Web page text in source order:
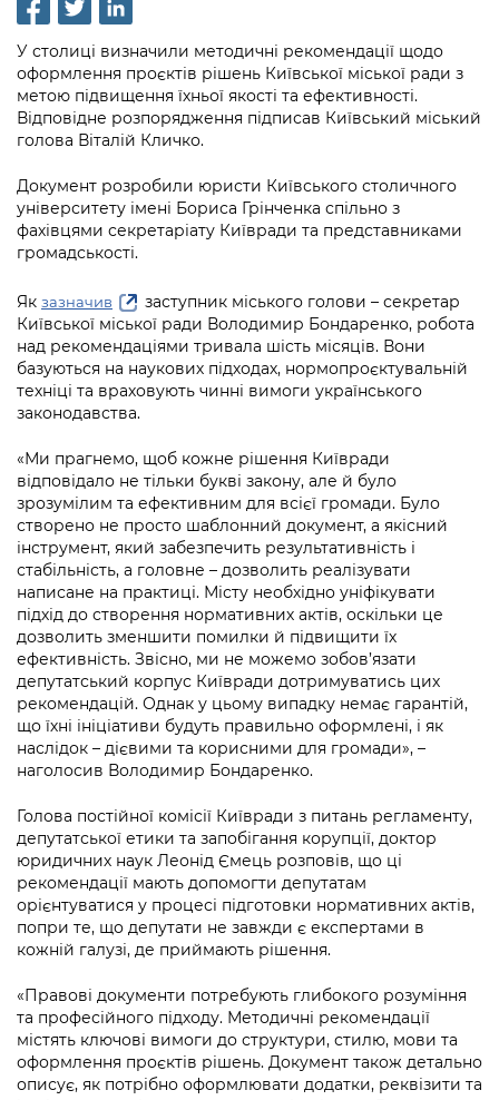
Рішення та розпорядження
Проєкти розпоряджень, що
перебувають на погодженні КМВА
Рішення Київради
Контактна інформація
Графік роботи та прийому громадян
Статистика
Звернення громадян
Регуляторна діяльність
Промисловість і наука Києва
Підприємства, установи, організації
Kyiv International Relations
Річні звіти
Гендерна політика
Безбар'єрність
Київська міська військова адміністрація
Освіта та навчальні заклади
Дороги, транспорт та парковки
Навколишнє середовище міста
Культура, спорт, дозвілля
Бізнес та ліцензування
Фінанси та бюджет
Безпека та правопорядок
Ритуальні послуги
Пам'ятки культурної спадщини
Портал Захисників та Захисниць
Безбар'єрність
Портал послуг
Міський застосунок Київ Цифровий
Важливе під час воєнного стану
Громадська експертиза
Громадський бюджет
Консультації з громадськістю
Петиції
Відкритий бюджет
Контактний центр
Допомога учасникам АТО
Рада з питань внутрішньо переміщених
осіб при Київській міській військовій
«Ініціатива «Партнерство «Відкритий
Уряд» – місцевий рівень»
Важливе під час воєнного стану
Інформація з обмеженим доступом
Подати запит онлайн
Проекти нормативно-правових та
Нормативна база
Питання і відповіді про публічну
Порядок оскарження рішень, дій чи
бездіяльності розпорядників інформації
Звіти про опрацювання запитів на
публічну інформацію
Інформація для споживачів
Про відкриті дані
Портал даних Києва
Публічні дашборди
Медіагалерея
Підписатися на новини та анонси від
КМДА / Subscribe to announcements
from the KCSA
Accreditation process
Подати журналістський запит /
Submitting a media request
Зйомки в лікарнях в умовах воєнного
стану / Rules for media coverage of
hospitals at work under martial law
Контакти для медіа / Contacts for mass
Портал Послуг
У столиці визначили методичні рекомендації щодо
оформлення проєктів рішень Київської міської ради з
метою підвищення їхньої якості та ефективності.
Відповідне розпорядження підписав Київський міський
голова Віталій Кличко.
Документ розробили юристи Київського столичного
університету імені Бориса Грінченка спільно з
фахівцями секретаріату Київради та представниками
громадськості.
Як зазначив
заступник міського голови – секретар
Київської міської ради Володимир Бондаренко, робота
над рекомендаціями тривала шість місяців. Вони
базуються на наукових підходах, нормопроєктувальній
техніці та враховують чинні вимоги українського
законодавства.
«Ми прагнемо, щоб кожне рішення Київради
відповідало не тільки букві закону, але й було
зрозумілим та ефективним для всієї громади. Було
створено не просто шаблонний документ, а якісний
інструмент, який забезпечить результативність і
стабільність, а головне – дозволить реалізувати
написане на практиці. Місту необхідно уніфікувати
підхід до створення нормативних актів, оскільки це
дозволить зменшити помилки й підвищити їх
ефективність. Звісно, ми не можемо зобов’язати
депутатський корпус Київради дотримуватись цих
рекомендацій. Однак у цьому випадку немає гарантій,
що їхні ініціативи будуть правильно оформлені, і як
наслідок – дієвими та корисними для громади», –
наголосив Володимир Бондаренко.
Голова постійної комісії Київради з питань регламенту,
депутатської етики та запобігання корупції, доктор
юридичних наук Леонід Ємець розповів, що ці
рекомендації мають допомогти депутатам
орієнтуватися у процесі підготовки нормативних актів,
попри те, що депутати не завжди є експертами в
кожній галузі, де приймають рішення.
«Правові документи потребують глибокого розуміння
та професійного підходу. Методичні рекомендації
містять ключові вимоги до структури, стилю, мови та
оформлення проєктів рішень. Документ також детально
описує, як потрібно оформлювати додатки, реквізити та